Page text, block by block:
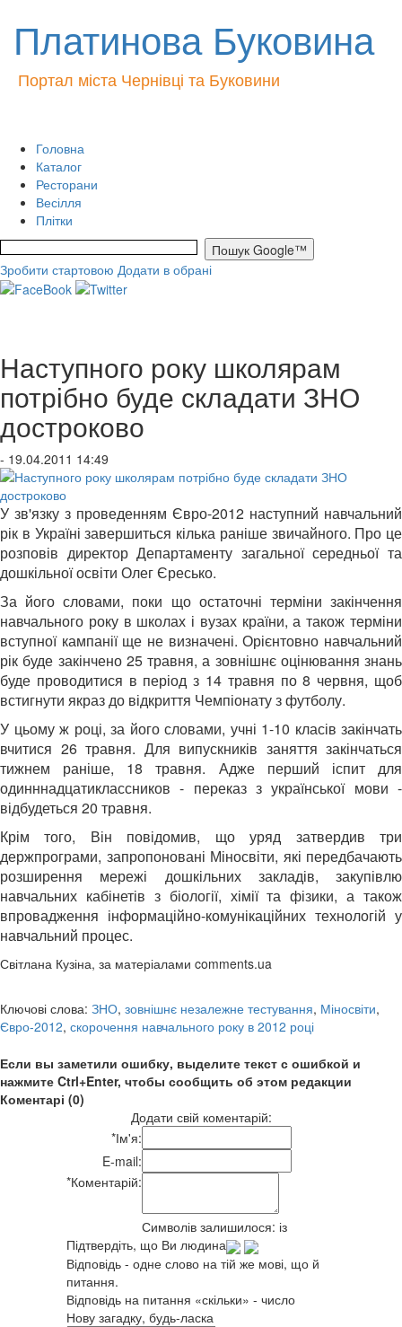
Платинова Буковина
Портал міста Чернівці та Буковини
Головна
Каталог
Ресторани
Весілля
Плітки
Зробити стартовою Додати в обрані
Наступного року школярам
потрібно буде складати ЗНО
достроково
- 19.04.2011 14:49
У зв'язку з проведенням Євро-2012 наступний навчальний
рік в Україні завершиться кілька раніше звичайного. Про це
розповів директор Департаменту загальної середньої та
дошкільної освіти Олег Єресько.
За його словами, поки що остаточні терміни закінчення
навчального року в школах і вузах країни, а також терміни
вступної кампанії ще не визначені. Орієнтовно навчальний
рік буде закінчено 25 травня, а зовнішнє оцінювання знань
буде проводитися в період з 14 травня по 8 червня, щоб
встигнути якраз до відкриття Чемпіонату з футболу.
У цьому ж році, за його словами, учні 1-10 класів закінчать
вчитися 26 травня. Для випускників заняття закінчаться
тижнем раніше, 18 травня. Адже перший іспит для
одинннадцатиклассников - переказ з української мови -
відбудеться 20 травня.
Крім того, Він повідомив, що уряд затвердив три
держпрограми, запропоновані Міносвіти, які передбачають
розширення мережі дошкільних закладів, закупівлю
навчальних кабінетів з біології, хімії та фізики, а також
впровадження інформаційно-комунікаційних технологій у
навчальний процес.
Світлана Кузіна, за матеріалами comments.ua
Ключові слова: ЗНО, зовнішнє незалежне тестування, Міносвіти,
Євро-2012, скорочення навчального року в 2012 році
Если вы заметили ошибку, выделите текст с ошибкой и
нажмите Ctrl+Enter, чтобы сообщить об этом редакции
Коментарі (0)
Додати свій коментарій:
*Ім'я:
E-mail:
*Коментарій:
Символів залишилося: із
Підтвердіть, що Ви людина
Відповідь - одне слово на тій же мові, що й
питання.
Відповідь на питання «скільки» - число
Нову загадку, будь-ласка